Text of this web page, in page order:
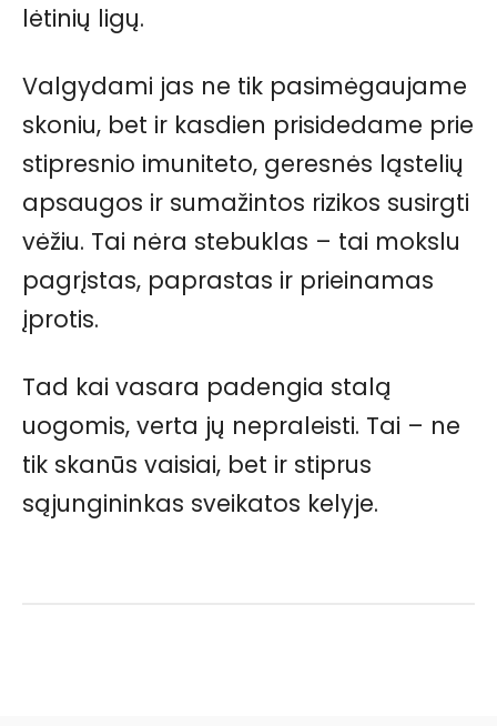
lėtinių ligų.
Valgydami jas ne tik pasimėgaujame
skoniu, bet ir kasdien prisidedame prie
stipresnio imuniteto, geresnės ląstelių
apsaugos ir sumažintos rizikos susirgti
vėžiu. Tai nėra stebuklas – tai mokslu
pagrįstas, paprastas ir prieinamas
įprotis.
Tad kai vasara padengia stalą
uogomis, verta jų nepraleisti. Tai – ne
tik skanūs vaisiai, bet ir stiprus
sąjungininkas sveikatos kelyje.